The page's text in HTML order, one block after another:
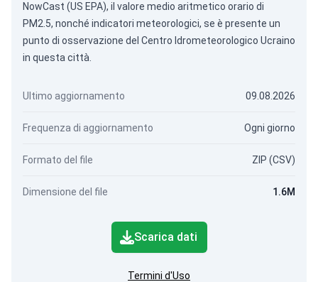
NowCast (US EPA), il valore medio aritmetico orario di
PM2.5, nonché indicatori meteorologici, se è presente un
punto di osservazione del Centro Idrometeorologico Ucraino
in questa città.
Ultimo aggiornamento 09.08.2026
Frequenza di aggiornamento Ogni giorno
Formato del file ZIP (CSV)
Dimensione del file 1.6M
Scarica dati
Termini d'Uso